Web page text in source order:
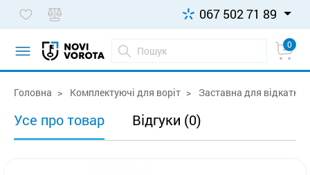
067 502 71 89
0
Головна Комплектуючі для воріт Заставна для відкатних
Усе про товар Відгуки (0)